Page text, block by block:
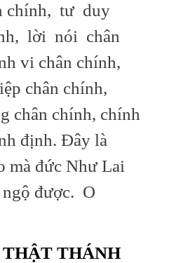
chính, tư duy
lời nói chân
vi chân chính,
chân chính,
chân chính, chính
định. Đây là
mà đức Như Lai
ngộ được. O
THẬT THÁNH